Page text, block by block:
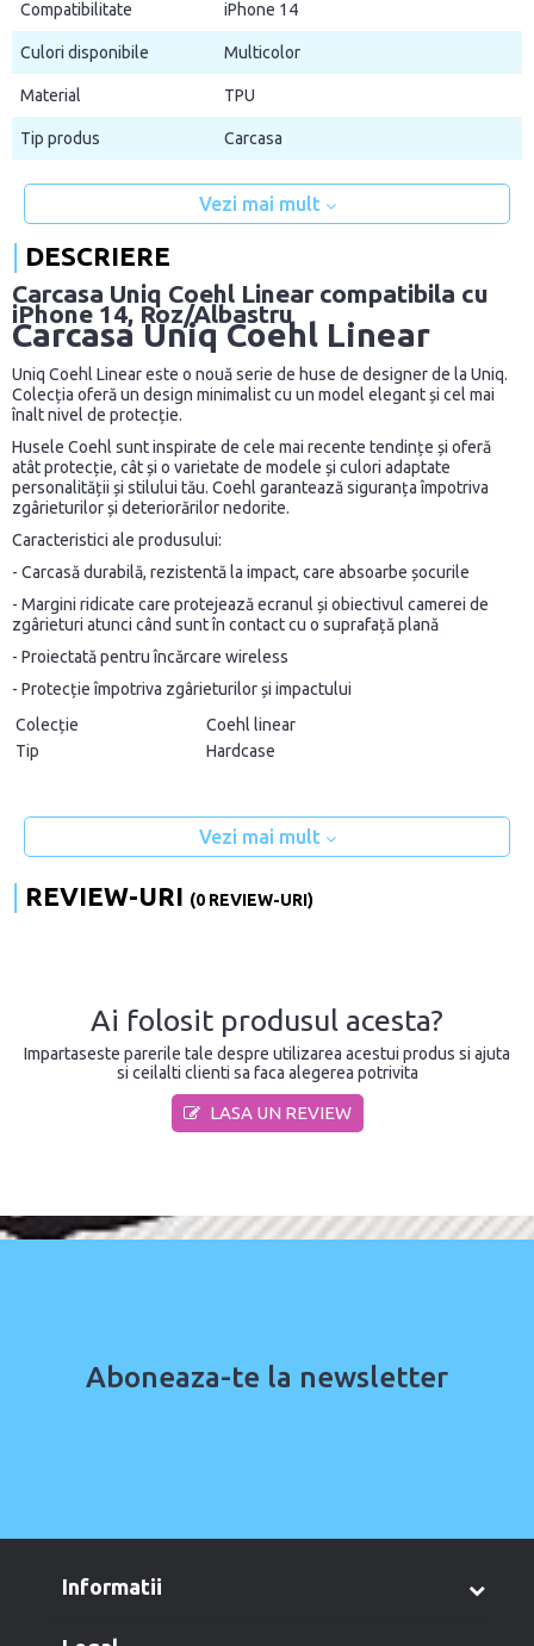
Compatibilitate iPhone 14
Culori disponibile Multicolor
Material TPU
Tip produs Carcasa
Vezi mai mult
DESCRIERE
Carcasa Uniq Coehl Linear compatibila cu
iPhone 14, Roz/Albastru
Carcasa Uniq Coehl Linear
Uniq Coehl Linear este o nouă serie de huse de designer de la Uniq.
Colecția oferă un design minimalist cu un model elegant și cel mai
înalt nivel de protecție.
Husele Coehl sunt inspirate de cele mai recente tendințe și oferă
atât protecție, cât și o varietate de modele și culori adaptate
personalității și stilului tău. Coehl garantează siguranța împotriva
zgârieturilor și deteriorărilor nedorite.
Caracteristici ale produsului:
- Carcasă durabilă, rezistentă la impact, care absoarbe șocurile
- Margini ridicate care protejează ecranul și obiectivul camerei de
zgârieturi atunci când sunt în contact cu o suprafață plană
- Proiectată pentru încărcare wireless
- Protecție împotriva zgârieturilor și impactului
Colecție
Coehl linear
Tip
Hardcase
Vezi mai mult
REVIEW-URI (0 REVIEW-URI)
Ai folosit produsul acesta?
Impartaseste parerile tale despre utilizarea acestui produs si ajuta
si ceilalti clienti sa faca alegerea potrivita
LASA UN REVIEW
Aboneaza-te la newsletter
informatii